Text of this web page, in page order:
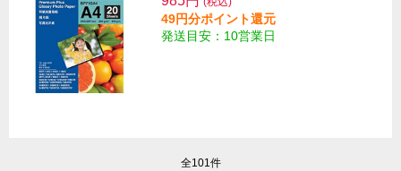
49円分ポイント還元
発送目安：10営業日
全101件